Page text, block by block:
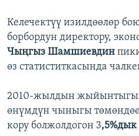
Келечектүү изилдөөлөр
борбордун директору,
Чыңгыз Шамшиевдин
өз статиститкасында
2010-жылдын жыйынтыгы
өнүмдүн чыныгы
кору болжолдогон 3,5%дык